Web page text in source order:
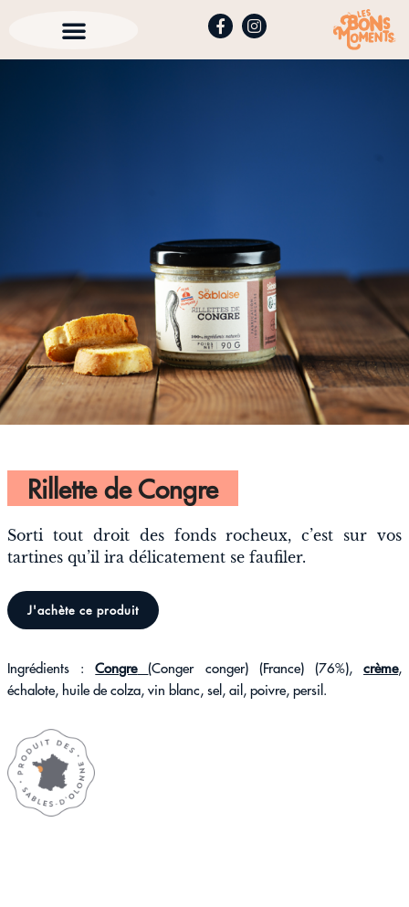
Rillette de Congre
Sorti tout droit des fonds rocheux, c’est sur vos
tartines qu’il ira délicatement se faufiler.
J'achète ce produit
Ingrédients :Congre (Conger conger) (France) (76%),crème,
échalote, huile de colza, vin blanc, sel, ail, poivre, persil.